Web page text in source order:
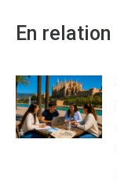
En relation